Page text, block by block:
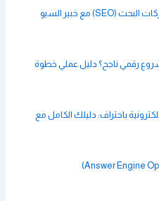
دليل شامل لتحسين محركات البحث (SEO) مع خبير السيو
رقمي ناجح؟ دليل عملي خطوة
باحتراف: دليلك الكامل مع